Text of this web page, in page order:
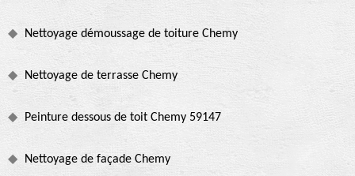
Nettoyage démoussage de toiture Chemy
Nettoyage de terrasse Chemy
Peinture dessous de toit Chemy 59147
Nettoyage de façade Chemy